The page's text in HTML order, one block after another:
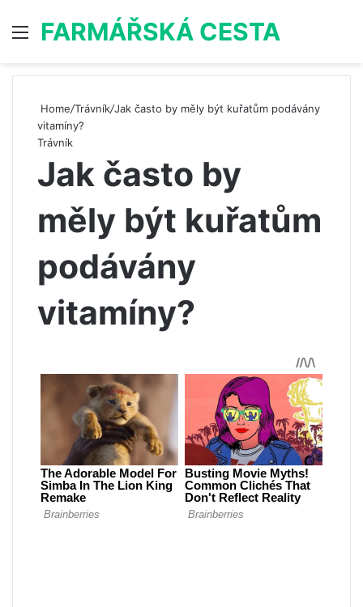
Menu
FARMÁŘSKÁ CESTA
Home/Trávník/Jak často by měly být kuřatům podávány
vitamíny?
Trávník
Jak často by
měly být kuřatům
podávány
vitamíny?